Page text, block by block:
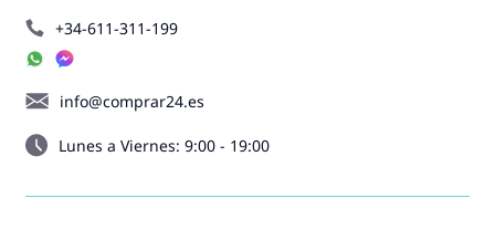
+34-611-311-199
info@comprar24.es
Lunes a Viernes: 9:00 - 19:00